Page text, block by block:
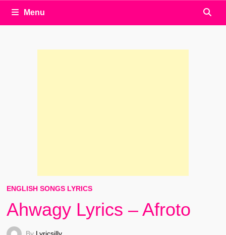
Menu
ENGLISH SONGS LYRICS
Ahwagy Lyrics – Afroto
By Lyricsilly